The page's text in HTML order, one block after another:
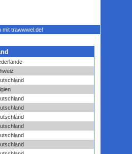
mit trawwwel.de!